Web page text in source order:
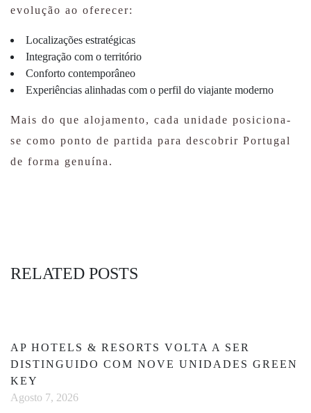
evolução ao oferecer:
Localizações estratégicas
Integração com o território
Conforto contemporâneo
Experiências alinhadas com o perfil do viajante moderno
Mais do que alojamento, cada unidade posiciona-
se como ponto de partida para descobrir Portugal
de forma genuína.
RELATED POSTS
AP HOTELS & RESORTS VOLTA A SER
DISTINGUIDO COM NOVE UNIDADES GREEN
KEY
Agosto 7, 2026